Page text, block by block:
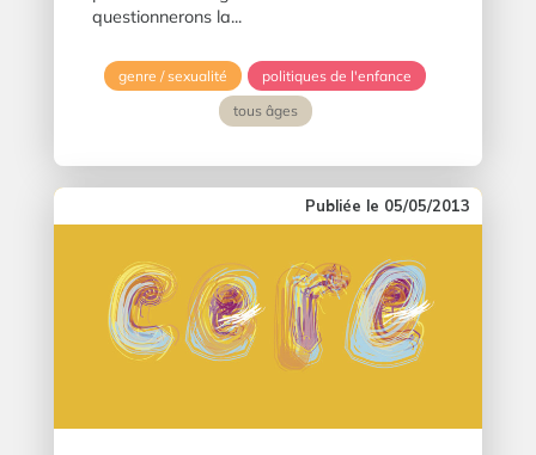
questionnerons la...
genre / sexualité
politiques de l'enfance
tous âges
05/05/2013